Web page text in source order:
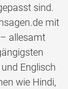
sind.
mit
allesamt
Englisch
wie Hindi,